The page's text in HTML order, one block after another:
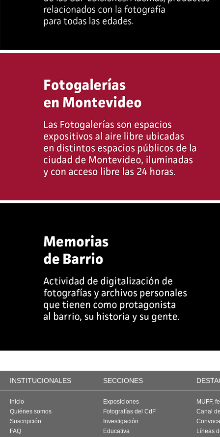
INSTITUCIONALES SECCIONES
Inicio
Quiénes somos
Suscripción
FAQ
Exposiciones
Fotografías del CdF
Investigación
Educativa
MUFF,
Canal
Líneas